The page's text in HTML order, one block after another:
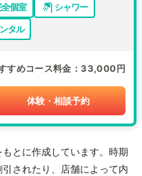
個室
シャワー
タル
すめコース料金 33,000円
体験・相談予約
とに作成しています。時期
されたり、店舗によって内